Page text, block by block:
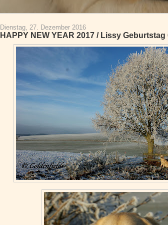
Dienstag, 27. Dezember 2016
HAPPY NEW YEAR 2017 / Lissy Geburtstag